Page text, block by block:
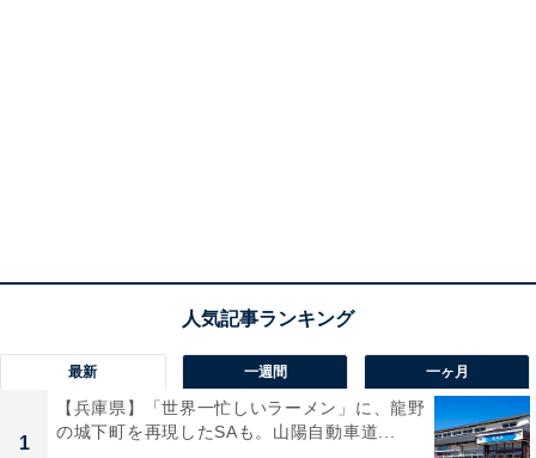
最新 一週間 一ヶ月
1
【兵庫県】「世界一忙しいラーメン」に、龍野
の城下町を再現したSAも。山陽自動車道...